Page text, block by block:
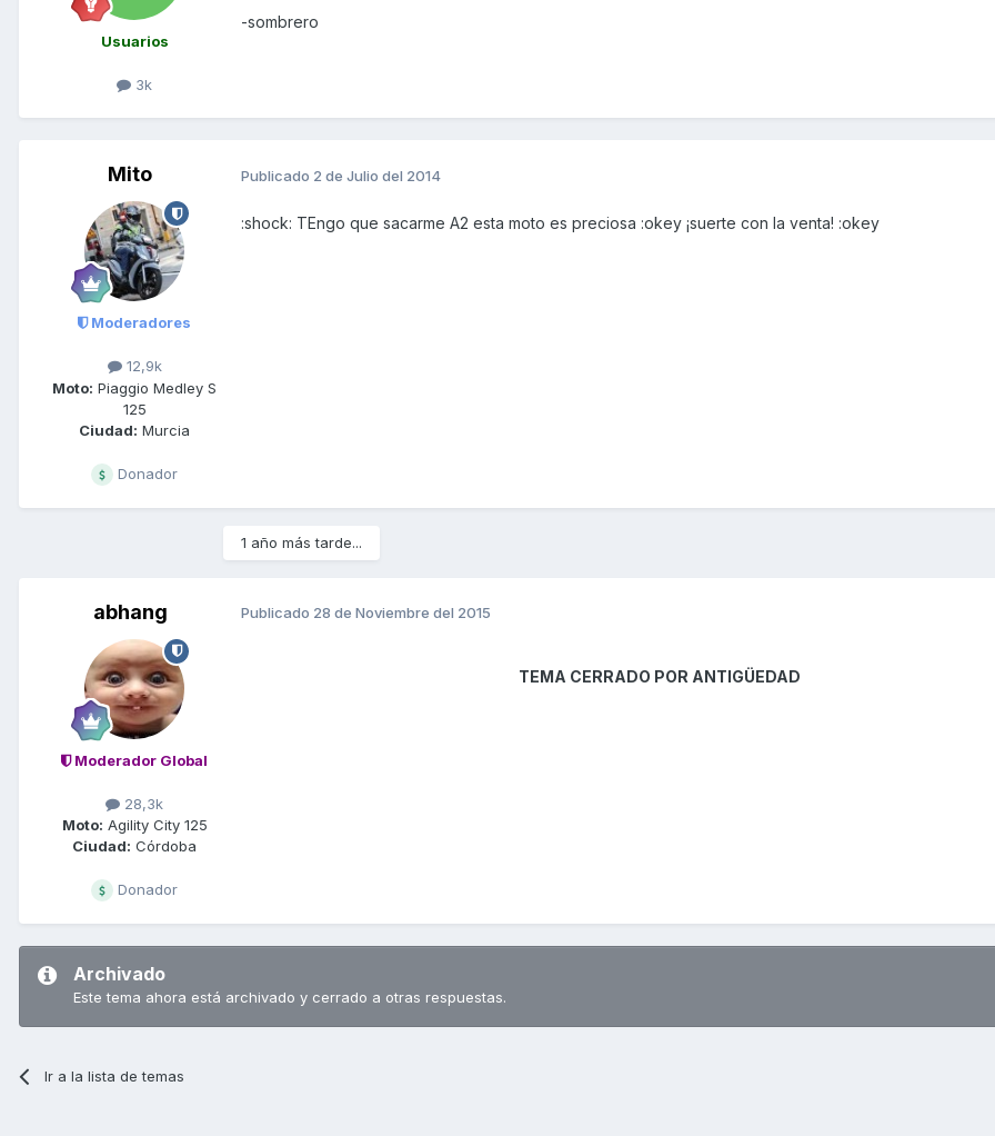
Usuarios
3k
-sombrero
Mito
Moderadores
12,9k
Moto: Piaggio Medley S
125
Ciudad: Murcia
Donador
Publicado 2 de Julio del 2014
:shock: TEngo que sacarme A2 esta moto es preciosa :okey ¡suerte con la venta! :okey
1 año más tarde...
abhang
Moderador Global
28,3k
Moto: Agility City 125
Ciudad: Córdoba
Donador
Publicado 28 de Noviembre del 2015
TEMA CERRADO POR ANTIGÜEDAD
Archivado
Este tema ahora está archivado y cerrado a otras respuestas.
Ir a la lista de temas